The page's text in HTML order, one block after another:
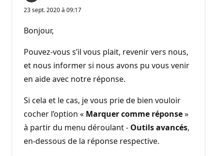
23 sept. 2020 à 09:17
Bonjour,
Pouvez-vous s’il vous plait, revenir vers nous,
et nous informer si nous avons pu vous venir
en aide avec notre réponse.
Si cela et le cas, je vous prie de bien vouloir
cocher l’option « Marquer comme réponse»
à partir du menu déroulant - Outils avancés,
en-dessous de la réponse respective.